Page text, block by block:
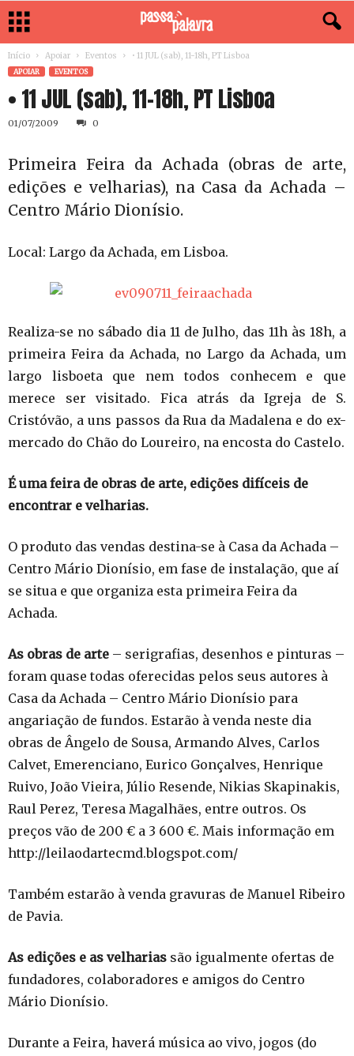
Início Apoiar Eventos • 11 JUL (sab), 11-18h, PT Lisboa
APOIAR EVENTOS
• 11 JUL (sab), 11-18h, PT Lisboa
01/07/2009 0
Primeira Feira da Achada (obras de arte,
edições e velharias), na Casa da Achada –
Centro Mário Dionísio.
Local: Largo da Achada, em Lisboa.
Realiza-se no sábado dia 11 de Julho, das 11h às 18h, a
primeira Feira da Achada, no Largo da Achada, um
largo lisboeta que nem todos conhecem e que
merece ser visitado. Fica atrás da Igreja de S.
Cristóvão, a uns passos da Rua da Madalena e do ex-
mercado do Chão do Loureiro, na encosta do Castelo.
É uma feira de obras de arte, edições difíceis de
encontrar e velharias.
O produto das vendas destina-se à Casa da Achada –
Centro Mário Dionísio, em fase de instalação, que aí
se situa e que organiza esta primeira Feira da
Achada.
As obras de arte – serigrafias, desenhos e pinturas –
foram quase todas oferecidas pelos seus autores à
Casa da Achada – Centro Mário Dionísio para
angariação de fundos. Estarão à venda neste dia
obras de Ângelo de Sousa, Armando Alves, Carlos
Calvet, Emerenciano, Eurico Gonçalves, Henrique
Ruivo, João Vieira, Júlio Resende, Nikias Skapinakis,
Raul Perez, Teresa Magalhães, entre outros. Os
preços vão de 200 € a 3 600 €. Mais informação em
http://leilaodartecmd.blogspot.com/
Também estarão à venda gravuras de Manuel Ribeiro
de Pavia.
As edições e as velharias são igualmente ofertas de
fundadores, colaboradores e amigos do Centro
Mário Dionísio.
Durante a Feira, haverá música ao vivo, jogos (do